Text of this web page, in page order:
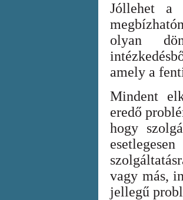
Jóllehet a
olyan
amely a
Mindent
eredő
hogy
vagy más,
jellegű